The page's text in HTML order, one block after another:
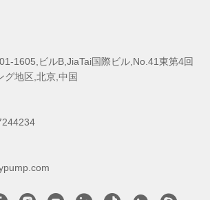
1605,ビルB,JiaTai国際ビル,No.41東第4回
グ地区,北京,中国